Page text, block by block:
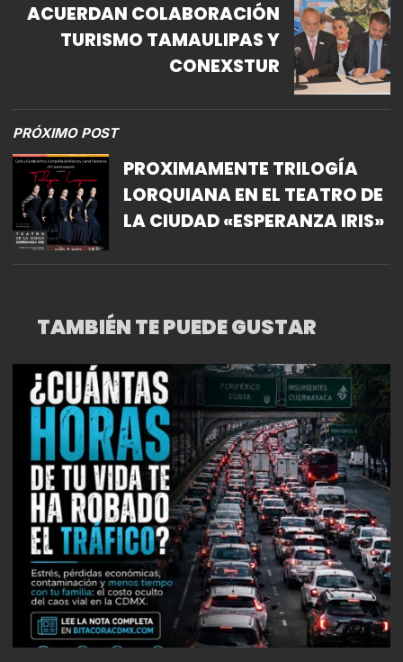
ACUERDAN COLABORACIÓN
TURISMO TAMAULIPAS Y
CONEXSTUR
PRÓXIMO POST
PROXIMAMENTE TRILOGÍA
LORQUIANA EN EL TEATRO DE
LA CIUDAD «ESPERANZA IRIS»
TAMBIÉN TE PUEDE GUSTAR